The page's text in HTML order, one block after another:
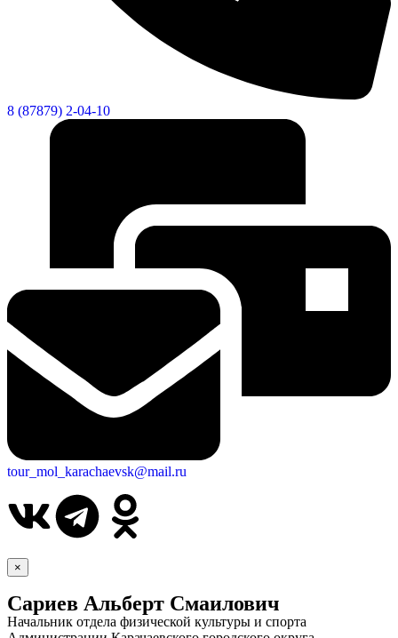
8 (87879) 2-04-10
tour_mol_karachaevsk@mail.ru
×
Сариев Альберт Смаилович
Начальник отдела физической культуры и спорта